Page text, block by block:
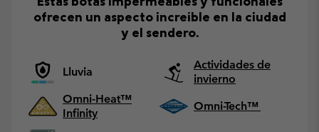
ofrecen un aspecto increíble en la ciudad
y el sendero.
Lluvia
Actividades de
invierno
Omni-Heat™
Infinity
Omni-Tech™